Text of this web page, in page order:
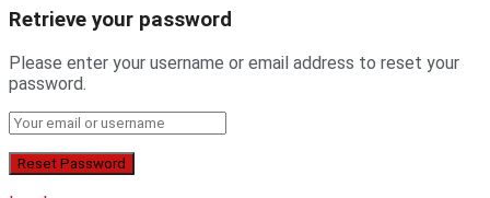
Retrieve your password
Please enter your username or email address to reset your
password.